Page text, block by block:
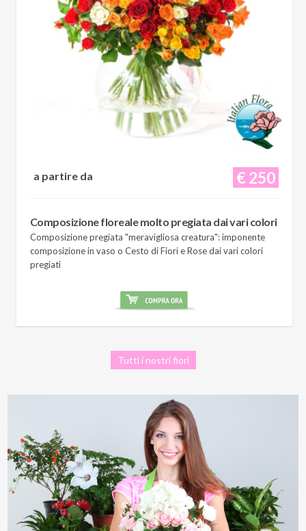
€ 250
a partire da
Composizione floreale molto pregiata dai vari colori
Composizione pregiata "meravigliosa creatura": imponente
composizione in vaso o Cesto di Fiori e Rose dai vari colori
pregiati
Tutti i nostri fiori